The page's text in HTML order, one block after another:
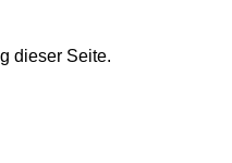
dieser Seite.